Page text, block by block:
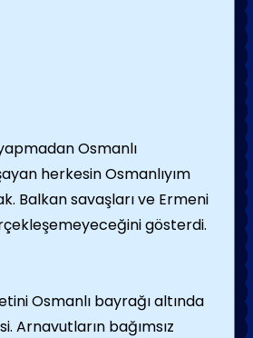
Osmanlı
herkesin Osmanlıyım
Balkan savaşları ve Ermeni
gösterdi.
Osmanlı bayrağı altında
Arnavutların bağımsız